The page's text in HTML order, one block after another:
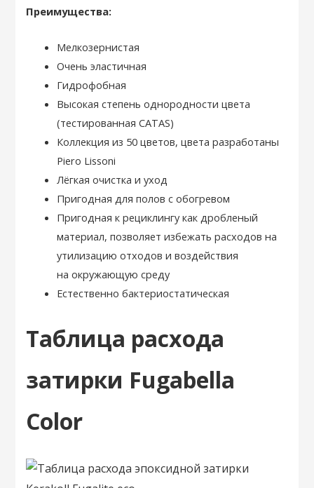
Преимущества:
Мелкозернистая
Очень эластичная
Гидрофобная
Высокая степень однородности цвета
(тестированная CATAS)
Коллекция из 50 цветов, цвета разработаны
Piero Lissoni
Лёгкая очистка и уход
Пригодная для полов с обогревом
Пригодная к рециклингу как дробленый
материал, позволяет избежать расходов на
утилизацию отходов и воздействия
на окружающую среду
Естественно бактериостатическая
Таблица расхода
затирки Fugabella
Color